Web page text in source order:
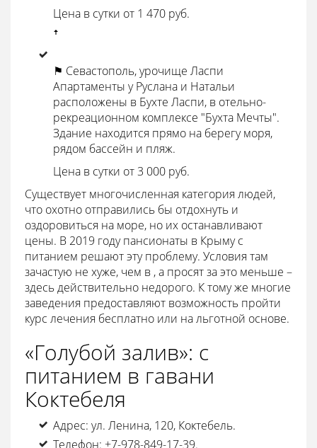
Цена в сутки от 1 470 руб.
ꜛ
⚑ Севастополь, урочище Ласпи
Апартаменты у Руслана и Натальи
расположены в Бухте Ласпи, в отельно-
рекреационном комплексе "Бухта Мечты".
Здание находится прямо на берегу моря,
рядом бассейн и пляж.
Цена в сутки от 3 000 руб.
Существует многочисленная категория людей,
что охотно отправились бы отдохнуть и
оздоровиться на море, но их останавливают
цены. В 2019 году пансионаты в Крыму с
питанием решают эту проблему. Условия там
зачастую не хуже, чем в , а просят за это меньше –
здесь действительно недорого. К тому же многие
заведения предоставляют возможность пройти
курс лечения бесплатно или на льготной основе.
«Голубой залив»: с
питанием в гавани
Коктебеля
Адрес: ул. Ленина, 120, Коктебель.
Телефон: +7-978-849-17-39.